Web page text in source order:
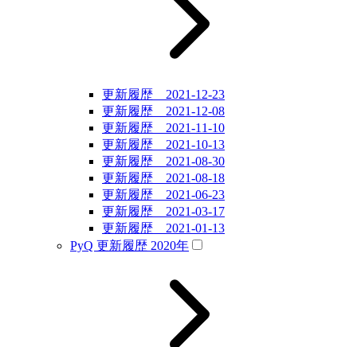
更新履歴 2021-12-23
更新履歴 2021-12-08
更新履歴 2021-11-10
更新履歴 2021-10-13
更新履歴 2021-08-30
更新履歴 2021-08-18
更新履歴 2021-06-23
更新履歴 2021-03-17
更新履歴 2021-01-13
PyQ 更新履歴 2020年